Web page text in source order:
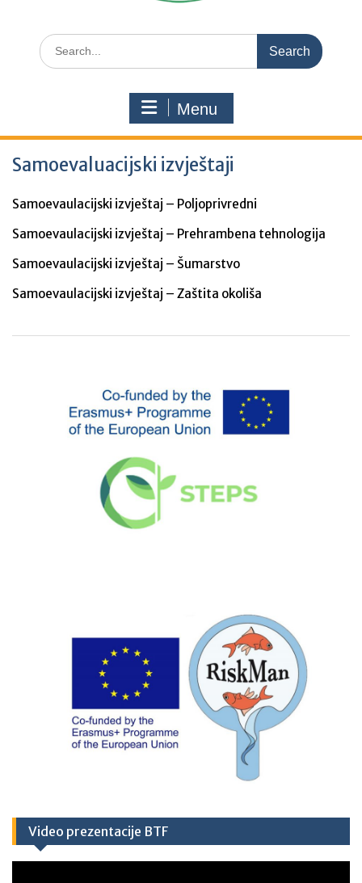
Search
for:
Menu
Samoevaluacijski izvještaji
Samoevaulacijski izvještaj – Poljoprivredni
Samoevaulacijski izvještaj – Prehrambena tehnologija
Samoevaulacijski izvještaj – Šumarstvo
Samoevaulacijski izvještaj – Zaštita okoliša
Video prezentacije BTF